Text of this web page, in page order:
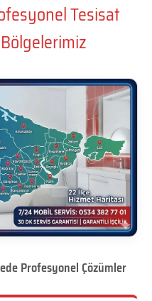
Tesisat
Profesyonel Çözümler